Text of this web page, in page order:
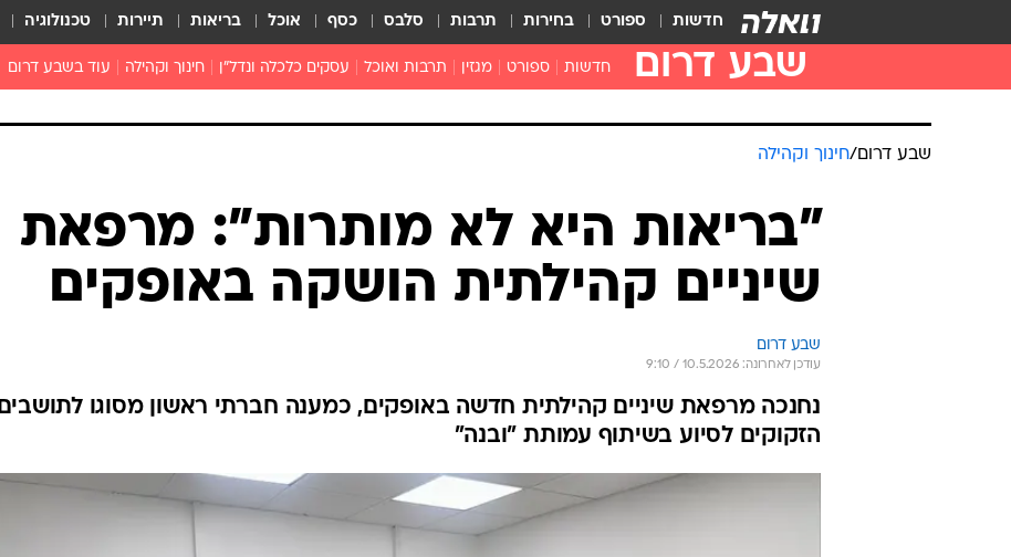
חדשות ספורט בחירות תרבות סלבס כסף אוכל בריאות תיירות טכנולוגיה
שבע דרום חדשות ספורט מגזין תרבות ואוכל עסקים כלכלה ונדל"ן חינוך וקהילה עוד בשבע דרום
שבע דרום/חינוך וקהילה
"בריאות היא לא מותרות": מרפאת
שיניים קהילתית הושקה באופקים
שבע דרום
עודכן לאחרונה: 10.5.2026 / 9:10
נחנכה מרפאת שיניים קהילתית חדשה באופקים, כמענה חברתי ראשון מסוגו לתושבים
הזקוקים לסיוע בשיתוף עמותת "ובנה"